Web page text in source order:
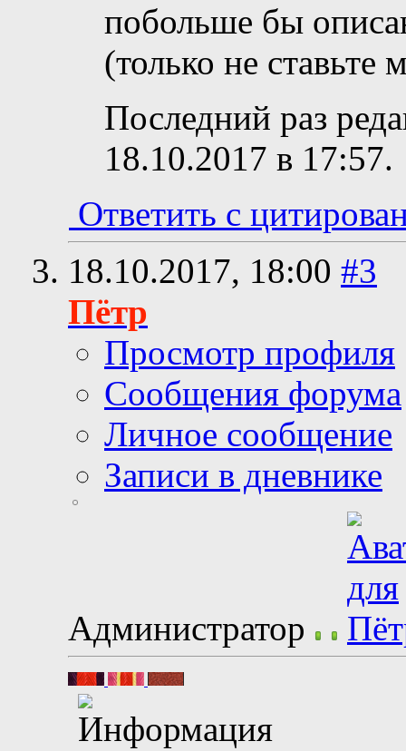
побольше бы
(только не
Последний раз
18.10.2017 в 17:57.
Ответить с
18.10.2017, 18:00 #3
Пётр
Просмотр профиля
Сообщения форума
Личное сообщение
Записи в дневнике
Администратор